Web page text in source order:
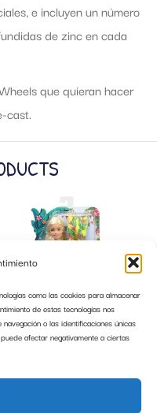
como las cookies para almacenar
de estas tecnologías nos
o las identificaciones únicas
afectar negativamente a ciertas
e incluyen un número
de zinc en cada
que quieran hacer
cast.
MATTEL GRT87